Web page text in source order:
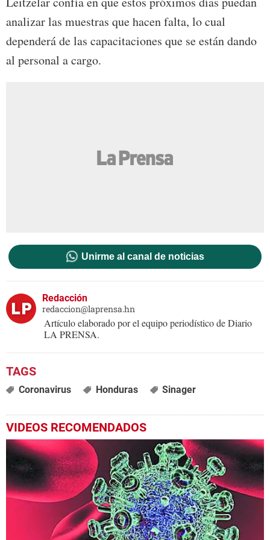
analizar las muestras que hacen falta, lo cual
dependerá de las capacitaciones que se están dando
al personal a cargo.
Unirme al canal de noticias
Redacción
redaccion@laprensa.hn
Artículo elaborado por el equipo periodístico de Diario
LA PRENSA.
Coronavirus Honduras Sinager
VIDEOS RECOMENDADOS